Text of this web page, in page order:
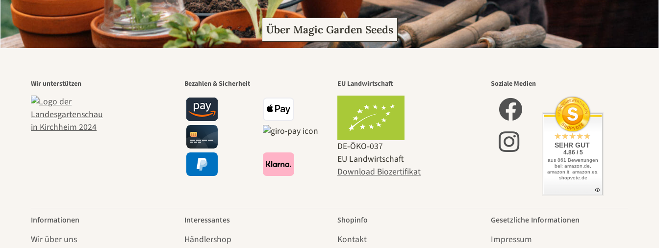
Über Magic Garden Seeds
Wir unterstützen Bezahlen & Sicherheit EU Landwirtschaft
DE‑ÖKO‑037
EU Landwirtschaft
Download Biozertifikat
Soziale Medien
SEHR GUT
4.86 / 5
aus 861 Bewertungen
bei: amazon.de,
amazon.it, amazon.es,
shopvote.de
Informationen
Wir über uns
Interessantes
Händlershop
Shopinfo
Kontakt
Gesetzliche Informationen
Impressum